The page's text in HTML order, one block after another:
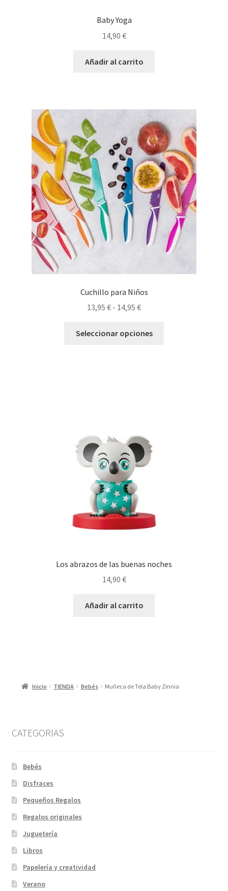
Baby Yoga
14,90 €
Añadir al carrito
Cuchillo para Niños
13,95 € - 14,95 €Rango
precios:
Seleccionar opciones
Los abrazos de las buenas noches
14,90 €
Añadir al carrito
Inicio TIENDA Bebés Muñeca de Tela Baby Zinnia
CATEGORIAS
Bebés
Disfraces
Pequeños Regalos
Regalos originales
Juguetería
Libros
Papelería y creatividad
Verano